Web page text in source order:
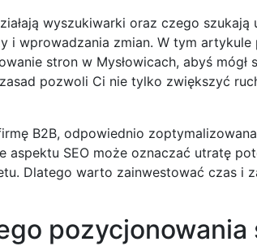
wyszukiwarki oraz czego szukają
i wprowadzania zmian. W tym
stron w Mysłowicach, abyś mógł
pozwoli Ci nie tylko zwiększyć
B2B, odpowiednio
SEO może oznaczać utratę
Dlatego warto zainwestować czas i
pozycjonowania